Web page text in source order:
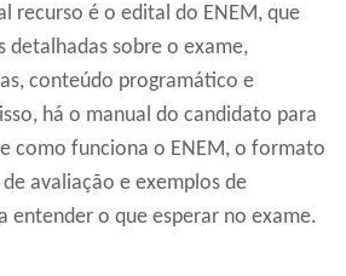
recurso é o edital do ENEM, que
sobre o exame,
conteúdo programático e
há o manual do candidato para
como funciona o ENEM, o formato
avaliação e exemplos de
entender o que esperar no exame.